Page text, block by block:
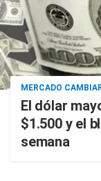
MERCADO
El dólar
$1.500 y el
semana